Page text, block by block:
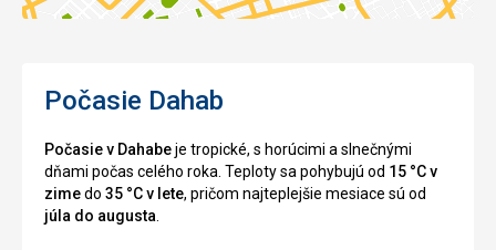
Počasie Dahab
Počasie v Dahabeje tropické, s horúcimi a slnečnými
dňami počas celého roka. Teploty sa pohybujú od 15 °C v
zimedo 35 °C v lete, pričom najteplejšie mesiace sú od
júla do augusta.